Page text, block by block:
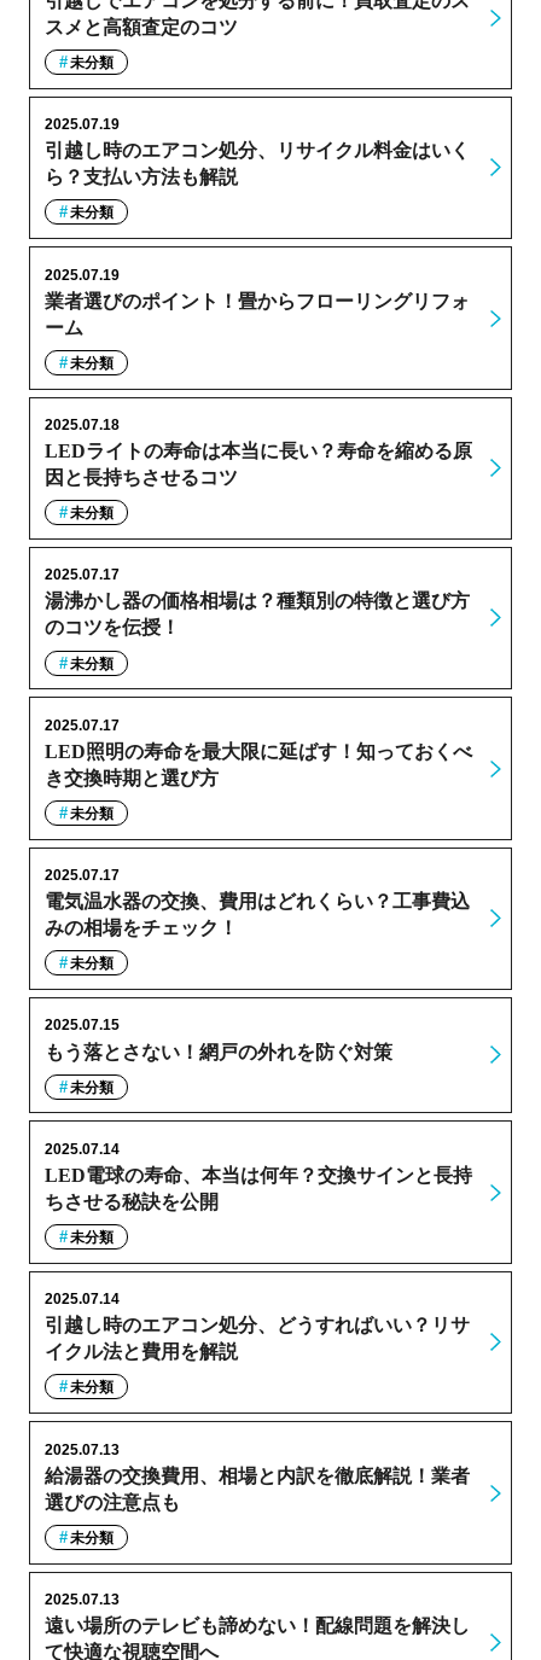
スメと高額査定のコツ
未分類
引越し時のエアコン処分、リサイクル料金はいく
ら？支払い方法も解説
2025.07.19
未分類
業者選びのポイント！畳からフローリングリフォ
ーム
2025.07.19
未分類
LEDライトの寿命は本当に長い？寿命を縮める原
因と長持ちさせるコツ
2025.07.18
未分類
湯沸かし器の価格相場は？種類別の特徴と選び方
のコツを伝授！
2025.07.17
未分類
LED照明の寿命を最大限に延ばす！知っておくべ
き交換時期と選び方
2025.07.17
未分類
電気温水器の交換、費用はどれくらい？工事費込
みの相場をチェック！
2025.07.17
未分類
もう落とさない！網戸の外れを防ぐ対策
2025.07.15
未分類
LED電球の寿命、本当は何年？交換サインと長持
ちさせる秘訣を公開
2025.07.14
未分類
引越し時のエアコン処分、どうすればいい？リサ
イクル法と費用を解説
2025.07.14
未分類
給湯器の交換費用、相場と内訳を徹底解説！業者
選びの注意点も
2025.07.13
未分類
遠い場所のテレビも諦めない！配線問題を解決し
て快適な視聴空間へ
2025.07.13